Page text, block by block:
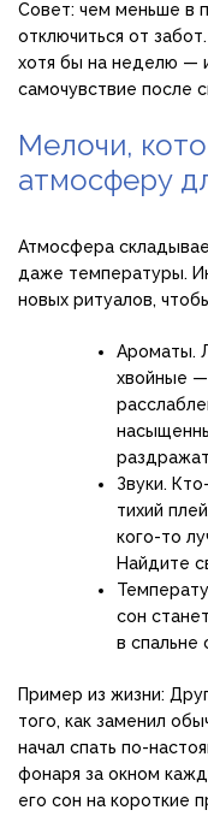
Совет: чем меньше в
отключиться от
хотя бы на неделю —
самочувствие после
Мелочи,
атмосферу
Атмосфера
даже температуры.
новых ритуалов,
Ароматы.
хвойные
Звуки.
тихий
кого-то
Найдите
сон
в спальне
Пример из жизни:
того, как заменил
начал спать по-
фонаря за окном
его сон на короткие